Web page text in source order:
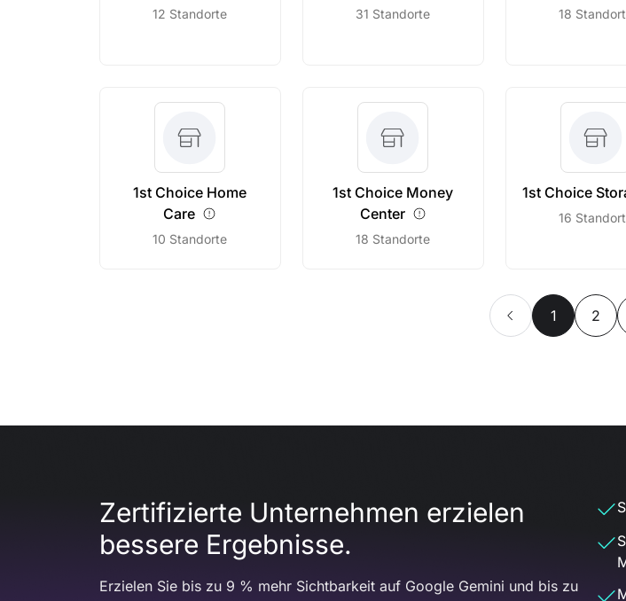
12 Standorte 31 Standorte 18
1st Choice Home
Care
10 Standorte
1st Choice Money
Center
18 Standorte
1st Choice
16
1 2
Zertifizierte Unternehmen erzielen
bessere Ergebnisse.
Erzielen Sie bis zu 9 % mehr Sichtbarkeit auf Google Gemini und bis zu